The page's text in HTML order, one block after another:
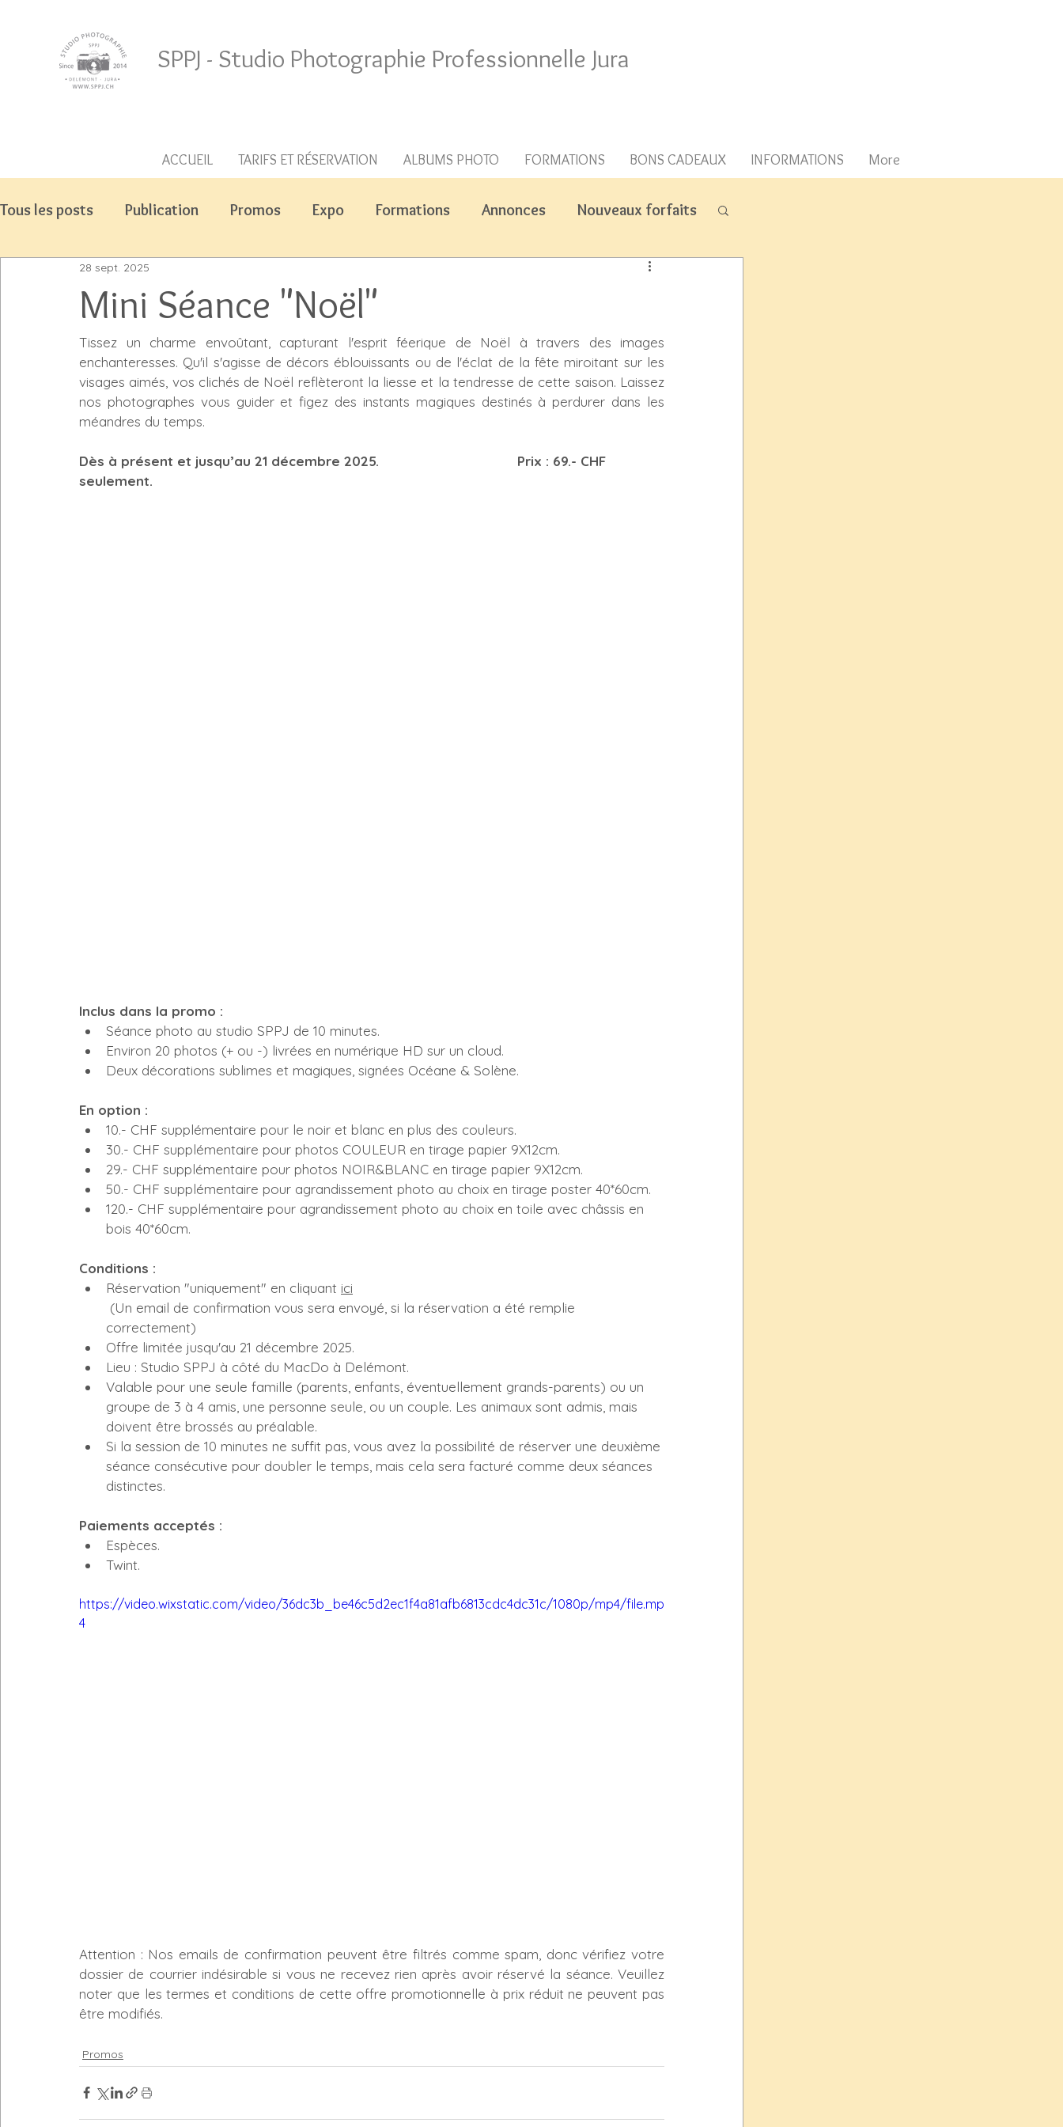
SPPJ - Studio Photographie Professionnelle Jura
ACCUEIL TARIFS ET RÉSERVATION ALBUMS PHOTO FORMATIONS BONS CADEAUX INFORMATIONS More
Tous les posts Publication Promos Expo Formations Annonces Nouveaux forfaits
Mini Séance "Noël"
28 sept. 2025
Tissez un charme envoûtant, capturant l'esprit féerique de Noël à travers des images
enchanteresses. Qu'il s'agisse de décors éblouissants ou de l'éclat de la fête miroitant sur les
visages aimés, vos clichés de Noël reflèteront la liesse et la tendresse de cette saison. Laissez
nos photographes vous guider et figez des instants magiques destinés à perdurer dans les
méandres du temps.
Dès à présent et jusqu’au 21 décembre 2025.                                   Prix : 69.- CHF
seulement.
Inclus dans la promo :
Séance photo au studio SPPJ de 10 minutes.
Environ 20 photos (+ ou -) livrées en numérique HD sur un cloud.
Deux décorations sublimes et magiques, signées Océane & Solène.
En option :
10.- CHF supplémentaire pour le noir et blanc en plus des couleurs.
30.- CHF supplémentaire pour photos COULEUR en tirage papier 9X12cm.
29.- CHF supplémentaire pour photos NOIR&BLANC en tirage papier 9X12cm.
50.- CHF supplémentaire pour agrandissement photo au choix en tirage poster 40*60cm.
120.- CHF supplémentaire pour agrandissement photo au choix en toile avec châssis en
bois 40*60cm.
Conditions :
Réservation "uniquement" en cliquant ici
correctement)
Offre limitée jusqu'au 21 décembre 2025.
Lieu : Studio SPPJ à côté du MacDo à Delémont.
Valable pour une seule famille (parents, enfants, éventuellement grands-parents) ou un
groupe de 3 à 4 amis, une personne seule, ou un couple. Les animaux sont admis, mais
doivent être brossés au préalable.
Si la session de 10 minutes ne suffit pas, vous avez la possibilité de réserver une deuxième
séance consécutive pour doubler le temps, mais cela sera facturé comme deux séances
distinctes.
Paiements acceptés :
Espèces.
Twint.
https://video.wixstatic.com/video/36dc3b_be46c5d2ec1f4a81afb6813cdc4dc31c/1080p/mp4/file.mp
4
Attention : Nos emails de confirmation peuvent être filtrés comme spam, donc vérifiez votre
dossier de courrier indésirable si vous ne recevez rien après avoir réservé la séance. Veuillez
noter que les termes et conditions de cette offre promotionnelle à prix réduit ne peuvent pas
être modifiés.
Promos